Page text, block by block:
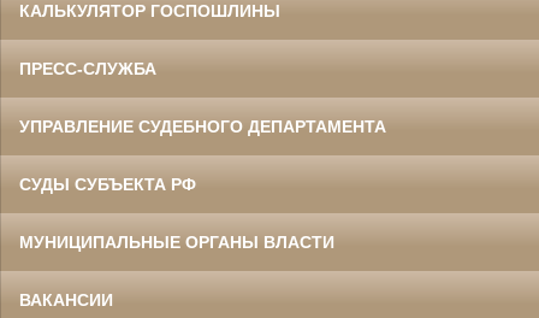
КАЛЬКУЛЯТОР ГОСПОШЛИНЫ
ПРЕСС-СЛУЖБА
УПРАВЛЕНИЕ СУДЕБНОГО ДЕПАРТАМЕНТА
СУДЫ СУБЪЕКТА РФ
МУНИЦИПАЛЬНЫЕ ОРГАНЫ ВЛАСТИ
ВАКАНСИИ